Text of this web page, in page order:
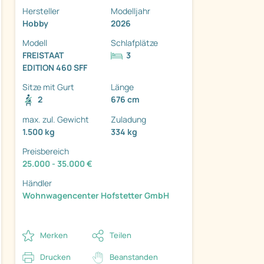
Hersteller
Hobby
Modelljahr
2026
Modell
FREISTAAT
EDITION 460 SFF
Schlafplätze
3
Sitze mit Gurt
2
Länge
676 cm
max. zul. Gewicht
1.500 kg
Zuladung
334 kg
Preisbereich
25.000 - 35.000 €
Händler
Wohnwagencenter Hofstetter GmbH
Merken Teilen
Drucken Beanstanden